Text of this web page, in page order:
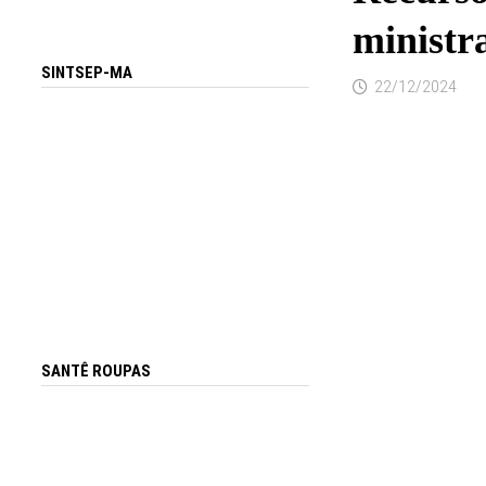
22/12/2024
SINTSEP-MA
SANTÊ ROUPAS